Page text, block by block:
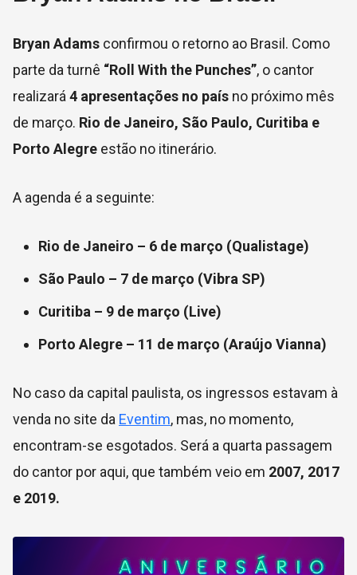
Bryan Adams confirmou o retorno ao Brasil. Como
parte da turnê “Roll With the Punches”, o cantor
realizará 4 apresentações no país no próximo mês
de março. Rio de Janeiro, São Paulo, Curitiba e
Porto Alegre estão no itinerário.
A agenda é a seguinte:
Rio de Janeiro – 6 de março (Qualistage)
São Paulo – 7 de março (Vibra SP)
Curitiba – 9 de março (Live)
Porto Alegre – 11 de março (Araújo Vianna)
No caso da capital paulista, os ingressos estavam à
venda no site da Eventim, mas, no momento,
encontram-se esgotados. Será a quarta passagem
do cantor por aqui, que também veio em 2007, 2017
e 2019.